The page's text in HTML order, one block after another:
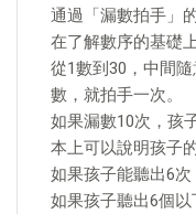
通過「漏數拍手」
在了解數序的基礎
從1數到30，中間
數，就拍手一次。
如果漏數10次，孩
本上可以說明孩子
如果孩子能聽出6次
如果孩子聽出6個